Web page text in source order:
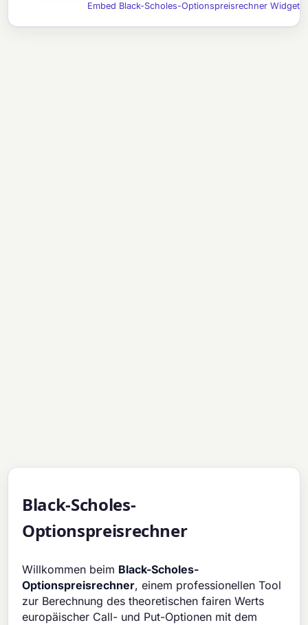
Embed Black-Scholes-Optionspreisrechner Widget
Black-Scholes-
Optionspreisrechner
Willkommen beim Black-Scholes-
Optionspreisrechner, einem professionellen Tool
zur Berechnung des theoretischen fairen Werts
europäischer Call- und Put-Optionen mit dem